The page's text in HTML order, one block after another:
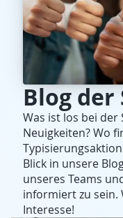
Blog der
Was ist los bei der
Neuigkeiten? Wo
Blick in unsere
unseres Teams
informiert zu sein.
Interesse!